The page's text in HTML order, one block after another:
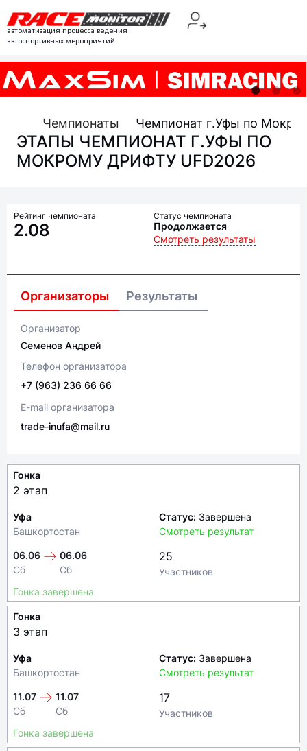
автоматизация процесса ведения
автоспортивных мероприятий
Чемпионаты Чемпионат г.Уфы по
ЭТАПЫ ЧЕМПИОНАТ Г.УФЫ ПО
МОКРОМУ ДРИФТУ UFD2026
Рейтинг чемпионата
2.08
Статус чемпионата
Продолжается
Смотреть результаты
Организаторы Результаты
Организатор
Семенов Андрей
Телефон организатора
+7 (963) 236 66 66
E-mail организатора
trade-inufa@mail.ru
Гонка
2 этап
Уфа
Башкортостан
Статус: Завершена
Смотреть результат
06.06
Сб
06.06
Сб
25
Участников
Гонка завершена
Гонка
3 этап
Уфа
Башкортостан
Статус: Завершена
Смотреть результат
11.07
Сб
11.07
Сб
17
Участников
Гонка завершена